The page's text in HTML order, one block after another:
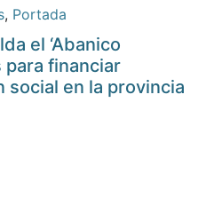
, Portada
el ‘Abanico
para financiar
social en la provincia